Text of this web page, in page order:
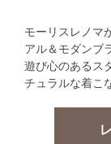
モーリスレノマ
アル＆モダンブ
遊び心のあるス
チュラルな着こ